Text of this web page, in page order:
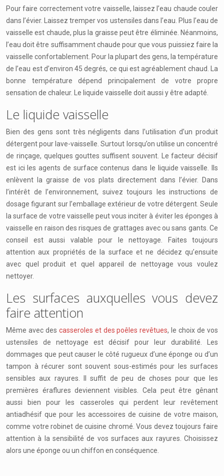
Pour faire correctement votre vaisselle, laissez l’eau chaude couler
dans l’évier. Laissez tremper vos ustensiles dans l’eau. Plus l’eau de
vaisselle est chaude, plus la graisse peut être éliminée. Néanmoins,
l’eau doit être suffisamment chaude pour que vous puissiez faire la
vaisselle confortablement. Pour la plupart des gens, la température
de l’eau est d’environ 45 degrés, ce qui est agréablement chaud. La
bonne température dépend principalement de votre propre
sensation de chaleur. Le liquide vaisselle doit aussi y être adapté.
Le liquide vaisselle
Bien des gens sont très négligents dans l’utilisation d’un produit
détergent pour lave-vaisselle. Surtout lorsqu’on utilise un concentré
de rinçage, quelques gouttes suffisent souvent. Le facteur décisif
est ici les agents de surface contenus dans le liquide vaisselle. Ils
enlèvent la graisse de vos plats directement dans l’évier. Dans
l’intérêt de l’environnement, suivez toujours les instructions de
dosage figurant sur l’emballage extérieur de votre détergent. Seule
la surface de votre vaisselle peut vous inciter à éviter les éponges à
vaisselle en raison des risques de grattages avec ou sans gants. Ce
conseil est aussi valable pour le nettoyage. Faites toujours
attention aux propriétés de la surface et ne décidez qu’ensuite
avec quel produit et quel appareil de nettoyage vous voulez
nettoyer.
Les surfaces auxquelles vous devez
faire attention
Même avec des casseroles et des poêles revêtues, le choix de vos
ustensiles de nettoyage est décisif pour leur durabilité. Les
dommages que peut causer le côté rugueux d’une éponge ou d’un
tampon à récurer sont souvent sous-estimés pour les surfaces
sensibles aux rayures. Il suffit de peu de choses pour que les
premières éraflures deviennent visibles. Cela peut être gênant
aussi bien pour les casseroles qui perdent leur revêtement
antiadhésif que pour les accessoires de cuisine de votre maison,
comme votre robinet de cuisine chromé. Vous devez toujours faire
attention à la sensibilité de vos surfaces aux rayures. Choisissez
alors une éponge ou un chiffon en conséquence.